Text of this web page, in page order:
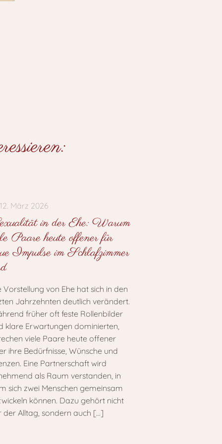
März 2026
in der Ehe: Warum
Paare heute offener für
Impulse im Schlafzimmer
Vorstellung von Ehe hat sich in den
Jahrzehnten deutlich verändert.
früher oft feste Rollenbilder
klare Erwartungen dominierten,
viele Paare heute offener
ihre Bedürfnisse, Wünsche und
Eine Partnerschaft wird
als Raum verstanden, in
sich zwei Menschen gemeinsam
können. Dazu gehört nicht
der Alltag, sondern auch […]